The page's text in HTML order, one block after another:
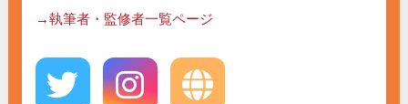
→執筆者・監修者一覧ページ